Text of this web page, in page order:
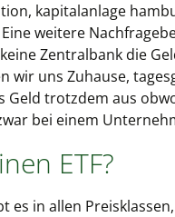
kapitalanlage
weitere
Zentralbank die
wir uns Zuhause,
Geld trotzdem aus
bei einem
ETF?
in allen